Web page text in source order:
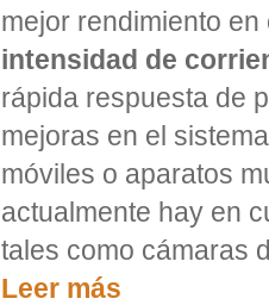
mejor rendimiento
intensidad de
rápida respuesta de
mejoras en el
móviles o aparatos
actualmente hay en
tales como cámaras
Leer más